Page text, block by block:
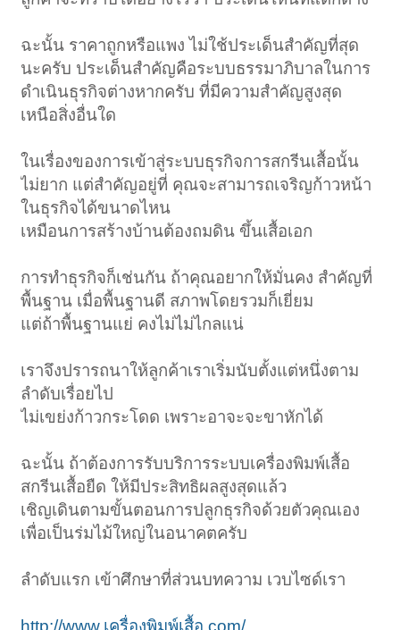
ฉะนั้น ราคาถูกหรือแพง ไม่ใช้ประเด็นสำคัญที่สุด
นะครับ ประเด็นสำคัญคือระบบธรรมาภิบาลในการ
ดำเนินธุรกิจต่างหากครับ ที่มีความสำคัญสูงสุด
เหนือสิ่งอื่นใด
ในเรื่องของการเข้าสู่ระบบธุรกิจการสกรีนเสื้อนั้น
ไม่ยาก แต่สำคัญอยู่ที่ คุณจะสามารถเจริญก้าวหน้า
ในธุรกิจได้ขนาดไหน
เหมือนการสร้างบ้านต้องถมดิน ขึ้นเสื้อเอก
การทำธุรกิจก็เช่นกัน ถ้าคุณอยากให้มั่นคง สำคัญที่
พื้นฐาน เมื่อพื้นฐานดี สภาพโดยรวมก็เยี่ยม
แต่ถ้าพื้นฐานแย่ คงไม่ไม่ไกลแน่
เราจึงปรารถนาให้ลูกค้าเราเริ่มนับตั้งแต่หนึ่งตาม
ลำดับเรื่อยไป
ไม่เขย่งก้าวกระโดด เพราะอาจะจะขาหักได้
ฉะนั้น ถ้าต้องการรับบริการระบบเครื่องพิมพ์เสื้อ
สกรีนเสื้อยืด ให้มีประสิทธิผลสูงสุดแล้ว
เชิญเดินตามขั้นตอนการปลูกธุรกิจด้วยตัวคุณเอง
เพื่อเป็นร่มไม้ใหญ่ในอนาคตครับ
ลำดับแรก เข้าศึกษาที่ส่วนบทความ เวบไซด์เรา
http://www.เครื่องพิมพ์เสื้อ.com/